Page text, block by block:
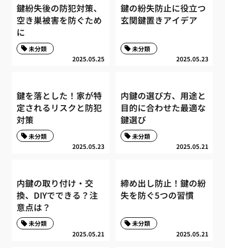
鍵紛失後の防犯対策、
空き巣被害を防ぐため
に
2025.05.25
未分類
鍵の紛失防止に役立つ
玄関鍵置きアイデア
2025.05.23
未分類
鍵を落とした！家が特
定されるリスクと防犯
対策
2025.05.23
未分類
内鍵の選び方、用途と
目的に合わせた最適な
鍵選び
2025.05.21
未分類
内鍵の取り付け・交
換、DIYでできる？注
意点は？
2025.05.21
未分類
締め出し防止！鍵の紛
失を防ぐ5つの習慣
2025.05.21
未分類